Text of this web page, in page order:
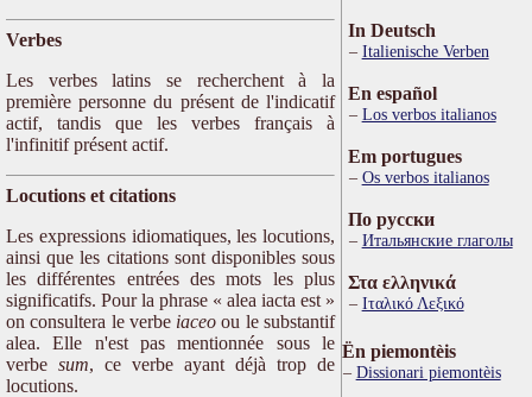
Verbes
Les verbes latins se recherchent à la
première personne du présent de l'indicatif
actif, tandis que les verbes français à
l'infinitif présent actif.
Locutions et citations
Les expressions idiomatiques, les locutions,
ainsi que les citations sont disponibles sous
les différentes entrées des mots les plus
significatifs. Pour la phrase « alea iacta est »
on consultera le verbe iaceo ou le substantif
alea. Elle n'est pas mentionnée sous le
verbe sum, ce verbe ayant déjà trop de
locutions.
In Deutsch
Italienische Verben
En español
Los verbos italianos
Em portugues
Os verbos italianos
По русски
Итальянские глаголы
Στα ελληνικά
Ιταλικό Λεξικό
Ën piemontèis
Dissionari piemontèis